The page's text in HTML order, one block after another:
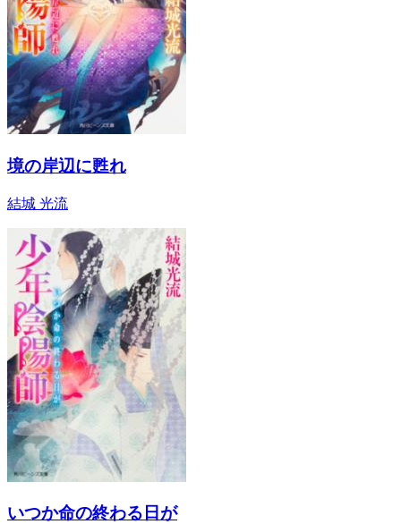
境の岸辺に甦れ
結城 光流
いつか命の終わる日が